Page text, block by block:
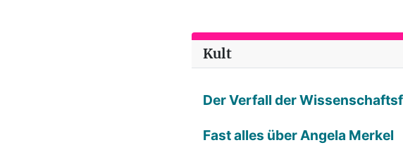
Kult
Der Verfall der
Fast alles über Angela Merkel